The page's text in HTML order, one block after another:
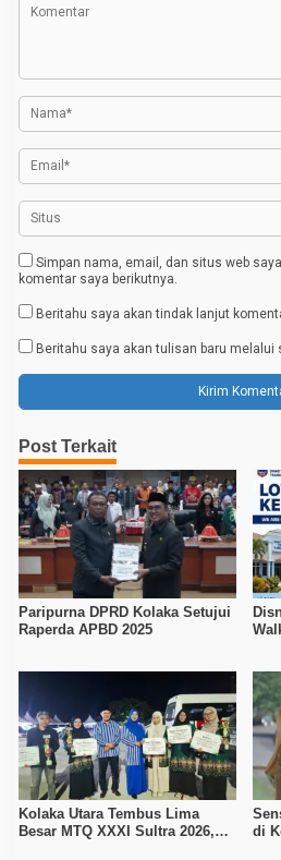
i
p
o
s
Simpan nama, email, dan situs web
komentar saya berikutnya.
Beritahu saya akan tindak lanjut
Beritahu saya akan tulisan baru melalui
Post Terkait
Paripurna DPRD Kolaka Setujui
Raperda APBD 2025
Kolaka Utara Tembus Lima
Besar MTQ XXXI Sultra 2026,
di